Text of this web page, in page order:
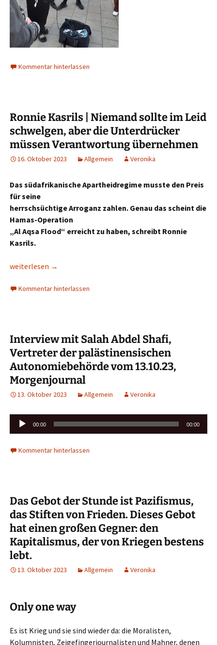
Kommentar hinterlassen
Ronnie Kasrils | Niemand sollte im Leid
schwelgen, aber die Unterdrücker
müssen Verantwortung übernehmen
16. Oktober 2023 Allgemein Veronika
Das südafrikanische Apartheidregime musste den Preis
für seine
herrschsüchtige Arroganz zahlen. Genau das scheint die
Hamas-Operation
„Al Aqsa Flood“ erreicht zu haben, schreibt Ronnie
Kasrils.
Ronnie Kasrils | Niemand sollte im Leid schwelgen, aber die
weiterlesen →
Kommentar hinterlassen
Interview mit Salah Abdel Shafi,
Vertreter der palästinensischen
Autonomiebehörde vom 13.10.23,
Morgenjournal
13. Oktober 2023 Allgemein Veronika
Audio-
Player
00:00 00:00
Kommentar hinterlassen
Das Gebot der Stunde ist Pazifismus,
das Stiften von Frieden. Dieses Gebot
hat einen großen Gegner: den
Kapitalismus, der von Kriegen bestens
lebt.
13. Oktober 2023 Allgemein Veronika
Only one way
Es ist Krieg und sie sind wieder da: die Moralisten,
Kolumnisten, Zeigefingerjournalisten und Mahner, denen